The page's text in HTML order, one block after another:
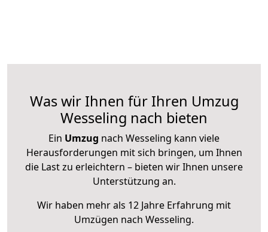
Was wir Ihnen für Ihren Umzug
Wesseling nach bieten
Ein Umzug nach Wesseling kann viele
Herausforderungen mit sich bringen, um Ihnen
die Last zu erleichtern – bieten wir Ihnen unsere
Unterstützung an.
Wir haben mehr als 12 Jahre Erfahrung mit
Umzügen nach Wesseling.